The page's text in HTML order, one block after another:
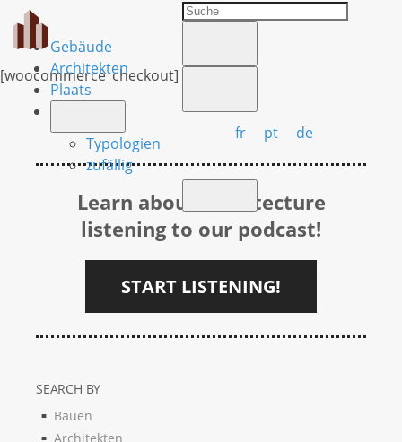
Gebäude
Architekten
Plaats
Typologien
zufällig
fr pt de
[woocommerce_checkout]
Learn about Architecture
listening to our podcast!
START LISTENING!
SEARCH BY
Bauen
Architekten